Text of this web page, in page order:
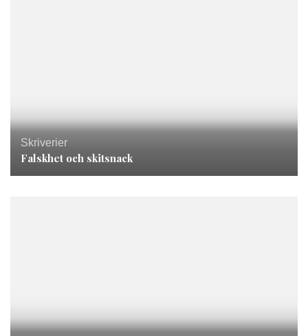
Skriverier
Falskhet och skitsnack